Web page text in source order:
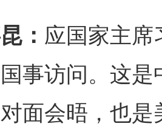
： 应国家主席
事访问。这
面会晤，也